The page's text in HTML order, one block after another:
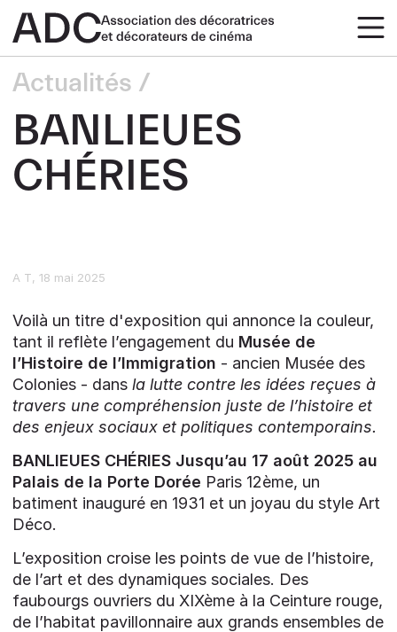
Actualités
BANLIEUES
CHÉRIES
A T 18 mai 2025
Voilà un titre d'exposition qui annonce la couleur,
tant il reflète l’engagement du Musée de
l’Histoire de l’Immigration - ancien Musée des
Colonies - dans la lutte contre les idées reçues à
travers une compréhension juste de l’histoire et
des enjeux sociaux et politiques contemporains.
BANLIEUES CHÉRIES Jusqu’au 17 août 2025 au
Palais de la Porte Dorée Paris 12ème, un
batiment inauguré en 1931 et un joyau du style Art
Déco.
L’exposition croise les points de vue de l’histoire,
de l’art et des dynamiques sociales. Des
faubourgs ouvriers du XIXème à la Ceinture rouge,
de l’habitat pavillonnaire aux grands ensembles de